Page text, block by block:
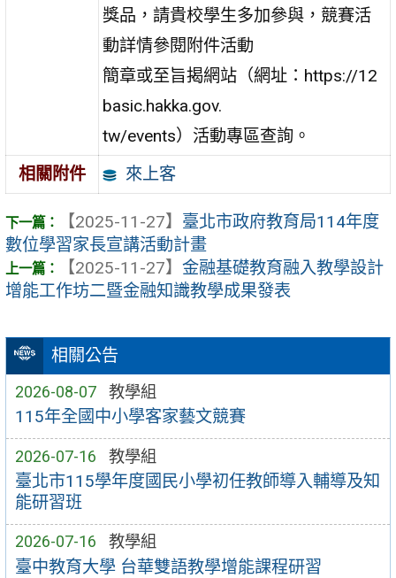
相關公告
2026-08-07 教學組
115年全國中小學客家藝文競賽
2026-07-16 教學組
臺北市115學年度國民小學初任教師導入輔導及知
能研習班
2026-07-16 教學組
臺中教育大學 台華雙語教學增能課程研習
獎品，請貴校學生多加參與，競賽活
動詳情參閱附件活動
簡章或至旨揭網站（網址：https://12
basic.hakka.gov.
tw/events）活動專區查詢。
相關附件
來上客
【2025-11-27】 臺北市政府教育局114年度
數位學習家長宣講活動計畫
【2025-11-27】 金融基礎教育融入教學設計
增能工作坊二暨金融知識教學成果發表